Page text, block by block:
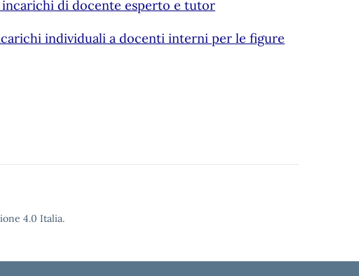
di docente esperto e tutor
individuali a docenti interni per le figure
4.0 Italia.